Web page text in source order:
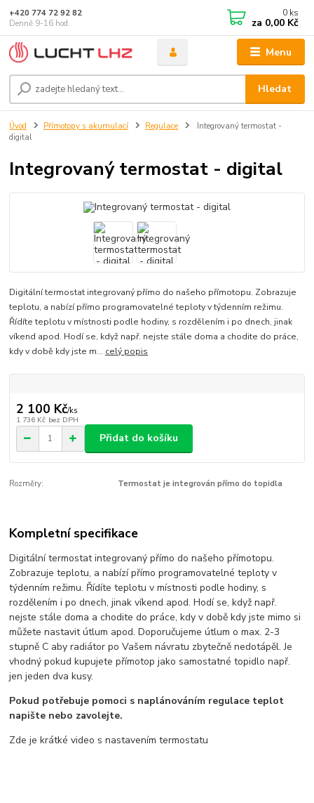
Menu
Hledat
+420 774 72 92 82
Denně 9-16 hod.
0 ks
za 0,00 Kč
Úvod Přímotopy s akumulací Regulace
Integrovaný termostat -
digital
Integrovaný termostat - digital
Digitální termostat integrovaný přímo do našeho přímotopu. Zobrazuje
teplotu, a nabízí přímo programovatelné teploty v týdenním režimu.
Řídíte teplotu v místnosti podle hodiny, s rozdělením i po dnech, jinak
víkend apod. Hodí se, když např. nejste stále doma a chodite do práce,
kdy v době kdy jste m... celý popis
2 100 Kč/ks
1 736 Kč bez DPH
Přidat do košíku
Rozměry: Termostat je integrován přímo do topidla
Kompletní specifikace
Digitální termostat integrovaný přímo do našeho přímotopu.
Zobrazuje teplotu, a nabízí přímo programovatelné teploty v
týdenním režimu. Řídíte teplotu v místnosti podle hodiny, s
rozdělením i po dnech, jinak víkend apod. Hodí se, když např.
nejste stále doma a chodite do práce, kdy v době kdy jste mimo si
můžete nastavit útlum apod. Doporučujeme útlum o max. 2-3
stupně C aby radiátor po Vašem návratu zbytečně nedotápěl. Je
vhodný pokud kupujete přímotop jako samostatné topidlo např.
jen jeden dva kusy.
Pokud potřebuje pomoci s naplánováním regulace teplot
napište nebo zavolejte.
Zde je krátké video s nastavením termostatu